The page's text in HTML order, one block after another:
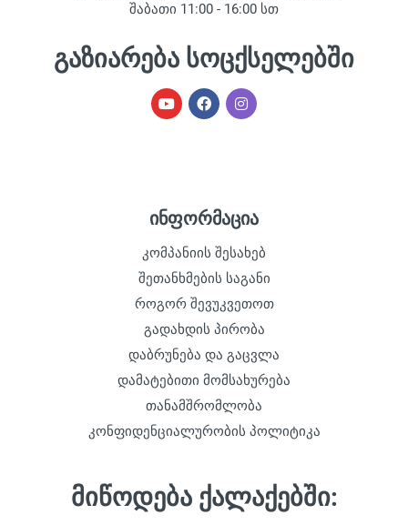
შაბათი 11:00 - 16:00 სთ
გაზიარება სოცქსელებში
ინფორმაცია
კომპანიის შესახებ
შეთანხმების საგანი
როგორ შევუკვეთოთ
გადახდის პირობა
დაბრუნება და გაცვლა
დამატებითი მომსახურება
თანამშრომლობა
კონფიდენციალურობის პოლიტიკა
მიწოდება ქალაქებში: